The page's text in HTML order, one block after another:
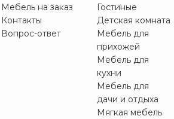
Мебель на заказ
Контакты
Вопрос-ответ
Гостиные
Детская комната
Мебель для
прихожей
Мебель для
кухни
Мебель для
дачи и отдыха
Мягкая мебель